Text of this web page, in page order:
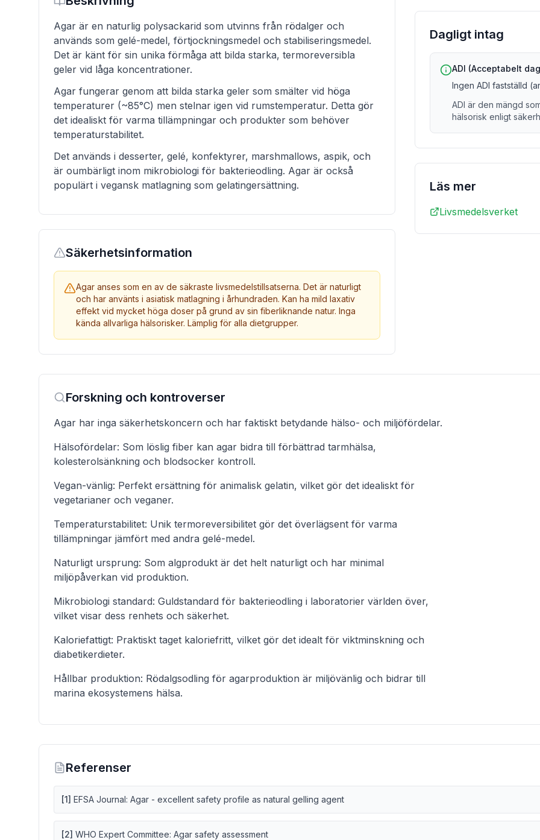
Agar är en naturlig polysackarid som utvinns från rödalger och
används som gelé-medel, förtjockningsmedel och stabiliseringsmedel.
Det är känt för sin unika förmåga att bilda starka, termoreversibla
geler vid låga koncentrationer.
Agar fungerar genom att bilda starka geler som smälter vid höga
temperaturer (~85°C) men stelnar igen vid rumstemperatur. Detta gör
det idealiskt för varma tillämpningar och produkter som behöver
temperaturstabilitet.
Det används i desserter, gelé, konfektyrer, marshmallows, aspik, och
är oumbärligt inom mikrobiologi för bakterieodling. Agar är också
populärt i vegansk matlagning som gelatingersättning.
Säkerhetsinformation
Agar anses som en av de säkraste livsmedelstillsatserna. Det är naturligt
och har använts i asiatisk matlagning i århundraden. Kan ha mild laxativ
effekt vid mycket höga doser på grund av sin fiberliknande natur. Inga
kända allvarliga hälsorisker. Lämplig för alla dietgrupper.
Dagligt intag
ADI (Acceptabelt
Ingen ADI fastställd
ADI är den mängd
hälsorisk enligt
Läs mer
Livsmedelsverket
Forskning och kontroverser
Agar har inga säkerhetskoncern och har faktiskt betydande hälso- och miljöfördelar.
Hälsofördelar: Som löslig fiber kan agar bidra till förbättrad tarmhälsa,
kolesterolsänkning och blodsocker kontroll.
Vegan-vänlig: Perfekt ersättning för animalisk gelatin, vilket gör det idealiskt för
vegetarianer och veganer.
Temperaturstabilitet: Unik termoreversibilitet gör det överlägsent för varma
tillämpningar jämfört med andra gelé-medel.
Naturligt ursprung: Som algprodukt är det helt naturligt och har minimal
miljöpåverkan vid produktion.
Mikrobiologi standard: Guldstandard för bakterieodling i laboratorier världen över,
vilket visar dess renhets och säkerhet.
Kaloriefattigt: Praktiskt taget kaloriefritt, vilket gör det idealt för viktminskning och
diabetikerdieter.
Hållbar produktion: Rödalgsodling för agarproduktion är miljövänlig och bidrar till
marina ekosystemens hälsa.
Referenser
[1] EFSA Journal: Agar - excellent safety profile as natural gelling agent
[2] WHO Expert Committee: Agar safety assessment